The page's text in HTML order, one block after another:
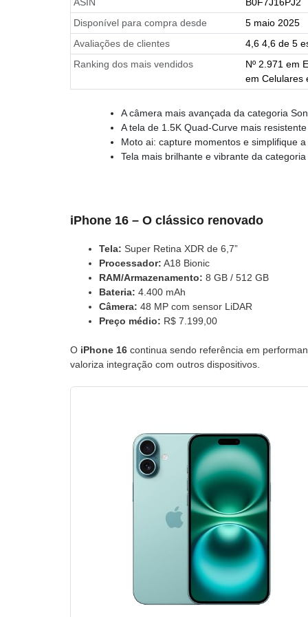
Disponível para compra desde
5 maio 2025
Avaliações de clientes
4,6 4,6 de 5
Ranking dos mais vendidos
Nº 2.971 em
em Celulares
A câmera mais avançada da categoria
A tela de 1.5K Quad-Curve mais
Moto ai: capture momentos e simplifique
Tela mais brilhante e vibrante da categoria
iPhone 16 – O clássico renovado
Tela: Super Retina XDR de 6,7”
Processador: A18 Bionic
RAM/Armazenamento: 8 GB / 512 GB
Bateria: 4.400 mAh
Câmera: 48 MP com sensor LiDAR
Preço médio: R$ 7.199,00
O iPhone 16 continua sendo referência em
valoriza integração com outros dispositivos.